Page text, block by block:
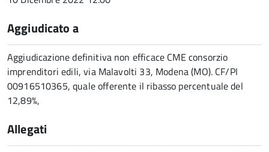
Aggiudicato a
Aggiudicazione definitiva non efficace CME consorzio
imprenditori edili, via Malavolti 33, Modena (MO). CF/PI
00916510365, quale offerente il ribasso percentuale del
12,89%,
Allegati